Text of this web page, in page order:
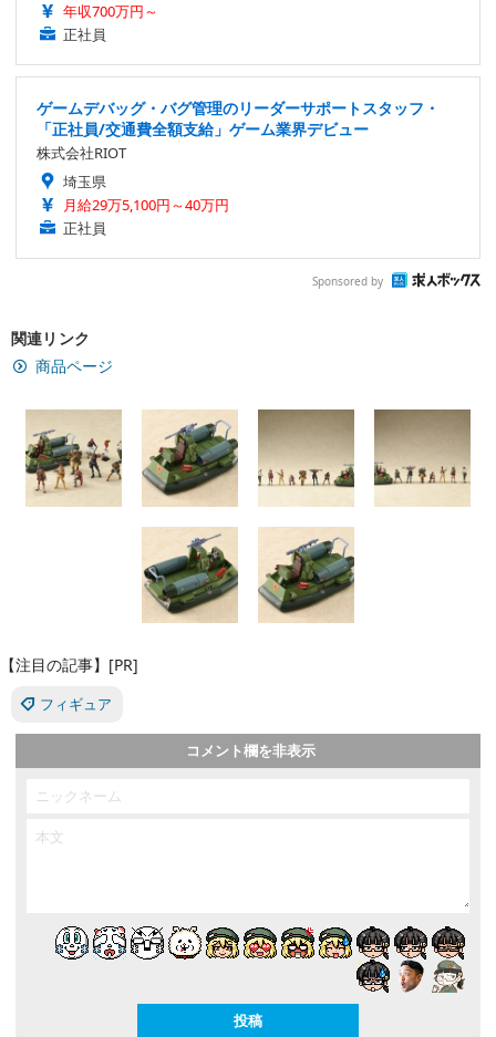
年収700万円～
正社員
ゲームデバッグ・バグ管理のリーダーサポートスタッフ・
「正社員/交通費全額支給」ゲーム業界デビュー
株式会社RIOT
埼玉県
月給29万5,100円～40万円
正社員
Sponsored by
関連リンク
商品ページ
【注目の記事】[PR]
フィギュア
コメント欄を非表示